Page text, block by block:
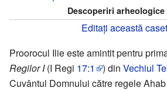
Descoperiri
Editați această
Proorocul Ilie este amintit pentru
Regilor I(I Regi 17:1 ) din Vechiul
Cuvântul Domnului către regele